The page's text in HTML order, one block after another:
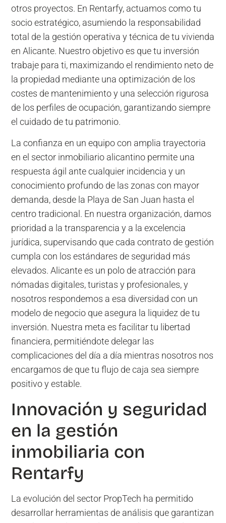
otros proyectos. En Rentarfy, actuamos como tu
socio estratégico, asumiendo la responsabilidad
total de la gestión operativa y técnica de tu vivienda
en Alicante. Nuestro objetivo es que tu inversión
trabaje para ti, maximizando el rendimiento neto de
la propiedad mediante una optimización de los
costes de mantenimiento y una selección rigurosa
de los perfiles de ocupación, garantizando siempre
el cuidado de tu patrimonio.
La confianza en un equipo con amplia trayectoria
en el sector inmobiliario alicantino permite una
respuesta ágil ante cualquier incidencia y un
conocimiento profundo de las zonas con mayor
demanda, desde la Playa de San Juan hasta el
centro tradicional. En nuestra organización, damos
prioridad a la transparencia y a la excelencia
jurídica, supervisando que cada contrato de gestión
cumpla con los estándares de seguridad más
elevados. Alicante es un polo de atracción para
nómadas digitales, turistas y profesionales, y
nosotros respondemos a esa diversidad con un
modelo de negocio que asegura la liquidez de tu
inversión. Nuestra meta es facilitar tu libertad
financiera, permitiéndote delegar las
complicaciones del día a día mientras nosotros nos
encargamos de que tu flujo de caja sea siempre
positivo y estable.
Innovación y seguridad
en la gestión
inmobiliaria con
Rentarfy
La evolución del sector PropTech ha permitido
desarrollar herramientas de análisis que garantizan